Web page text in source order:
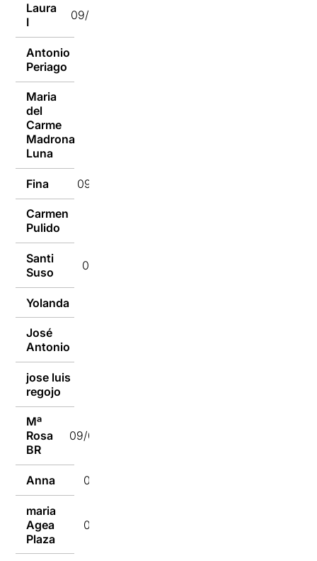
Laura
I
09/01/2017
Antonio
Periago
Maria
del
Carme
Madrona
Luna
Fina 09/01/2017
Carmen
Pulido
Santi
Suso
09/01/2017
Yolanda
José
Antonio
jose luis
regojo
Mª
Rosa
BR
09/01/2017
Anna 09/01/2017
maria
Agea
Plaza
09/01/2017